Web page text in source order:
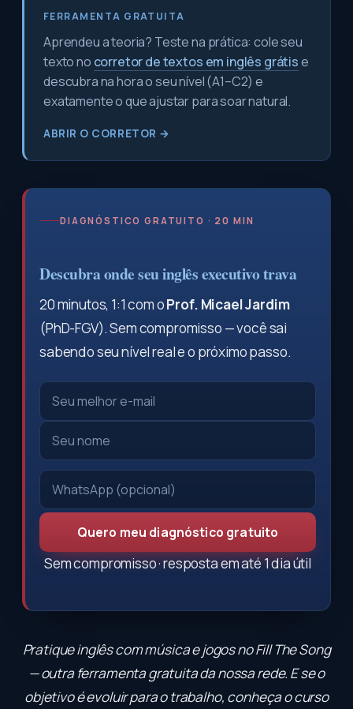
FERRAMENTA GRATUITA
Aprendeu a teoria? Teste na prática: cole seu
texto no corretor de textos em inglês grátise
descubra na hora o seu nível (A1–C2) e
exatamente o que ajustar para soar natural.
ABRIR O CORRETOR →
DIAGNÓSTICO GRATUITO · 20 MIN
Descubra onde seu inglês executivo trava
20 minutos, 1:1 com oProf. Micael Jardim
(PhD-FGV). Sem compromisso — você sai
sabendo seu nível real e o próximo passo.
Quero meu diagnóstico gratuito
Sem compromisso · resposta em até 1 dia útil
Pratique inglês com música e jogos noFill The Song
— outra ferramenta gratuita da nossa rede. E se o
objetivo é evoluir para o trabalho, conheça ocurso